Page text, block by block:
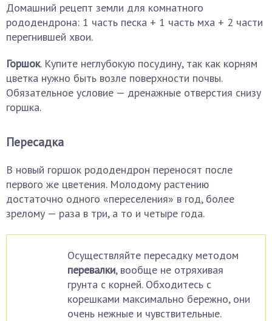
Домашний рецепт земли для комнатного
рододендрона: 1 часть песка + 1 часть мха + 2 части
перегнившей хвои.
Горшок. Купите неглубокую посудину, так как корням
цветка нужно быть возле поверхности почвы.
Обязательное условие — дренажные отверстия снизу
горшка.
Пересадка
В новый горшок рододендрон переносят после
первого же цветения. Молодому растению
достаточно одного «переселения» в год, более
зрелому — раза в три, а то и четыре года.
Осуществляйте пересадку методом
перевалки, вообще не отряхивая
грунта с корней. Обходитесь с
корешками максимально бережно, они
очень нежные и чувствительные.